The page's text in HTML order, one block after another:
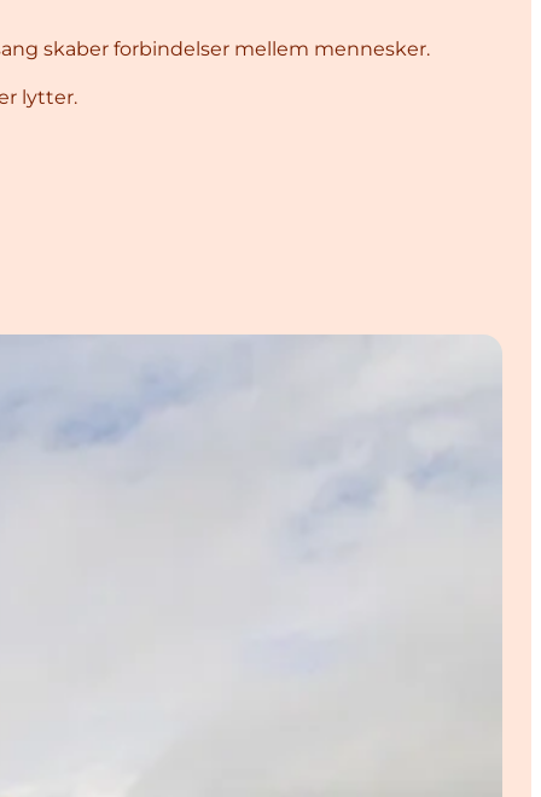
skaber forbindelser mellem mennesker.
lytter.